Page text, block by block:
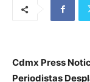
Cdmx Press
Periodistas